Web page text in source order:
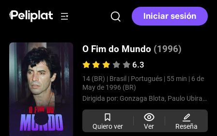
Iniciar sesión
O Fim do Mundo (1996)
6.3
14 (BR) | Brasil | Portugués | 55 min | 6 de
May de 1996 (BR)
Dirigida por: Gonzaga Blota, Paulo Ubiratan
Quiero ver Ver Reseña